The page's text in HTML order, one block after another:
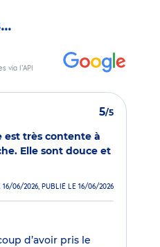
via l’API
5/5
est très contente à
Elle sont douce et
16/06/2026, PUBLIÉ LE 16/06/2026
d’avoir pris le